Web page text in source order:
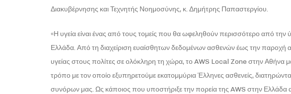
Διακυβέρνησης και Τεχνητής Νοημοσύνης, κ. Δημήτρης Παπαστεργίου.
«Η υγεία είναι ένας από τους τομείς που θα ωφεληθούν περισσότερο από
Ελλάδα. Από τη διαχείριση ευαίσθητων δεδομένων ασθενών έως την
υγείας στους πολίτες σε ολόκληρη τη χώρα, το AWS Local Zone στην Αθήνα
τρόπο με τον οποίο εξυπηρετούμε εκατομμύρια Έλληνες ασθενείς,
συνόρων μας. Ως κάποιος που υποστήριξε την πορεία της AWS στην Ελλάδα